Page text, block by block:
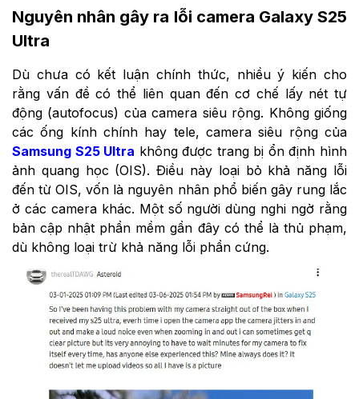
Nguyên nhân gây ra lỗi camera Galaxy S25
Ultra
Dù chưa có kết luận chính thức, nhiều ý kiến cho
rằng vấn đề có thể liên quan đến cơ chế lấy nét tự
động (autofocus) của camera siêu rộng. Không giống
các ống kính chính hay tele, camera siêu rộng của
Samsung S25 Ultra không được trang bị ổn định hình
ảnh quang học (OIS). Điều này loại bỏ khả năng lỗi
đến từ OIS, vốn là nguyên nhân phổ biến gây rung lắc
ở các camera khác. Một số người dùng nghi ngờ rằng
bản cập nhật phần mềm gần đây có thể là thủ phạm,
dù không loại trừ khả năng lỗi phần cứng.